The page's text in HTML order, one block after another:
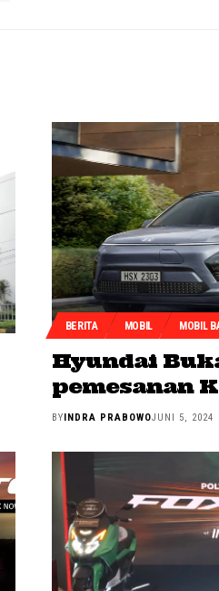
BERITA MOBIL MOBIL
Hyundai
pemesanan
BY INDRA PRABOWOJUNI 5, 2024